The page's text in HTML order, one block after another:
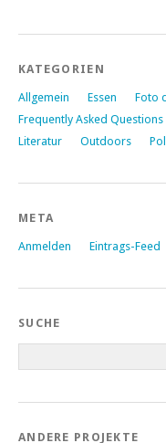
KATEGORIEN
Allgemein Essen Foto
Frequently Asked Questions
Literatur
Outdoors
META
Anmelden Eintrags-Feed
SUCHE
ANDERE PROJEKTE